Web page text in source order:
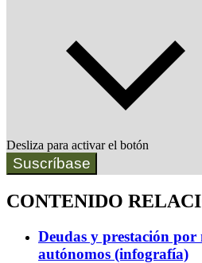
Desliza para activar el botón
Suscríbase
CONTENIDO
Deudas y prestación
autónomos (infografía)